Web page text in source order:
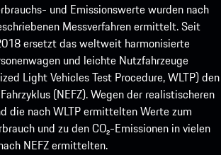
und Emissionswerte wurden nach
Messverfahren ermittelt. Seit
ersetzt das weltweit harmonisierte
und leichte Nutzfahrzeuge
Light Vehicles Test Procedure, WLTP) den
(NEFZ). Wegen der realistischeren
die nach WLTP ermittelten Werte zum
und zu den CO₂-Emissionen in vielen
NEFZ ermittelten.